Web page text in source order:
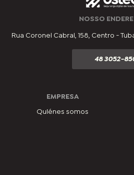
NOSSO
Rua Coronel Cabral, 158, Centro -
48 3052-
EMPRESA
Quiénes somos